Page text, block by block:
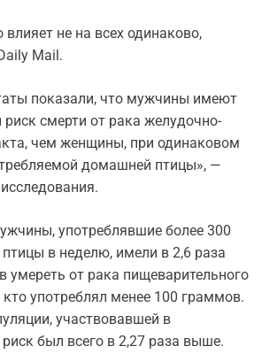
влияет не на всех одинаково,
Mail.
показали, что мужчины имеют
смерти от рака желудочно-
чем женщины, при одинаковом
домашней птицы», —
употреблявшие более 300
в неделю, имели в 2,6 раза
умереть от рака пищеварительного
кто употреблял менее 100 граммов.
участвовавшей в
был всего в 2,27 раза выше.